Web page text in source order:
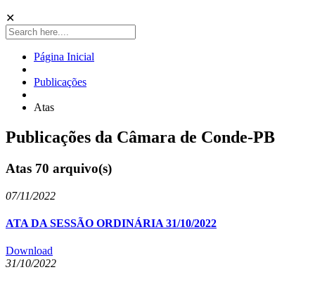
✕
Página Inicial
Publicações
Atas
Publicações da Câmara de Conde-PB
Atas 70 arquivo(s)
07/11/2022
ATA DA SESSÃO ORDINÁRIA 31/10/2022
Download
31/10/2022